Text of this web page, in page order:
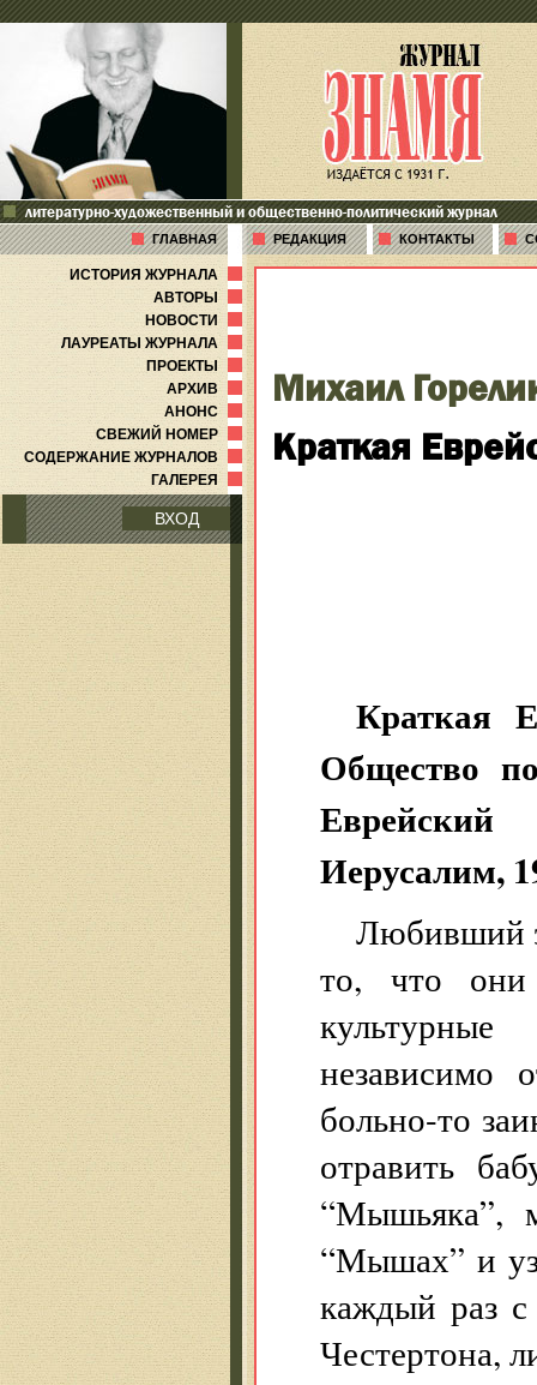
литературно-художественный и общественно-политический журнал
ГЛАВНАЯ РЕДАКЦИЯ КОНТАКТЫ
ИСТОРИЯ ЖУРНАЛА
АВТОРЫ
НОВОСТИ
ЛАУРЕАТЫ ЖУРНАЛА
ПРОЕКТЫ
АРХИВ
АНОНС
СВЕЖИЙ НОМЕР
СОДЕРЖАНИЕ ЖУРНАЛОВ
ГАЛЕРЕЯ
ВХОД
Михаил
Краткая
Краткая
Общество
Иерусалим,
Любивший
то, что
больно-то
отравить
“Мышьяка”,
“Мышах” и
каждый раз с
Честертона,